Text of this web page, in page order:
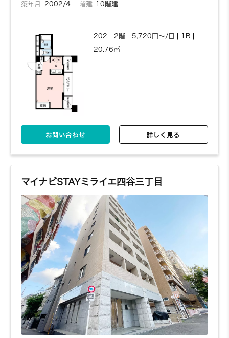
1301
お問い合わせ
築年月 2002/4 階建 10階建
202 2階 5,720円～/日
1R
20.76㎡
お問い合わせ 詳しく見る
マイナビSTAYミライエ四谷三丁目